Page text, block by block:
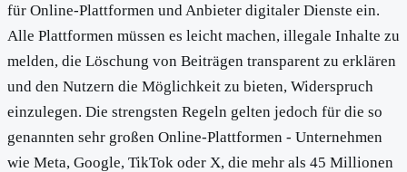
für Online-Plattformen und Anbieter digitaler Dienste ein.
Alle Plattformen müssen es leicht machen, illegale Inhalte zu
melden, die Löschung von Beiträgen transparent zu erklären
und den Nutzern die Möglichkeit zu bieten, Widerspruch
einzulegen. Die strengsten Regeln gelten jedoch für die so
genannten sehr großen Online-Plattformen - Unternehmen
wie Meta, Google, TikTok oder X, die mehr als 45 Millionen